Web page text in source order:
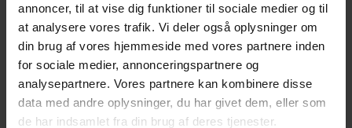
annoncer, til at vise dig funktioner til sociale medier og til
at analysere vores trafik. Vi deler også oplysninger om
din brug af vores hjemmeside med vores partnere inden
for sociale medier, annonceringspartnere og
analysepartnere. Vores partnere kan kombinere disse
data med andre oplysninger, du har givet dem, eller som
de har indsamlet fra din brug af deres tjenester.
Betalingsmuligheder
Sikker Og Tryg E-Handel